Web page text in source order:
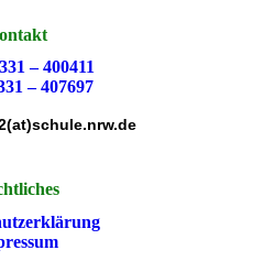
– 400411
– 407697